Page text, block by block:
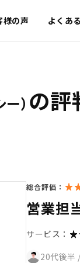
様の声 よくあ
ー） の評
総合評価：
営業担
サービス：
20代後半 /